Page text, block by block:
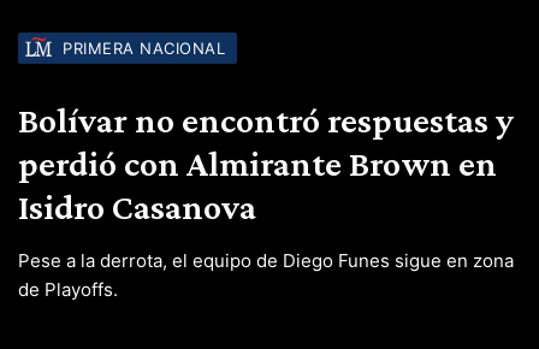
PRIMERA NACIONAL
Bolívar no encontró respuestas y
perdió con Almirante Brown en
Isidro Casanova
Pese a la derrota, el equipo de Diego Funes sigue en zona
de Playoffs.